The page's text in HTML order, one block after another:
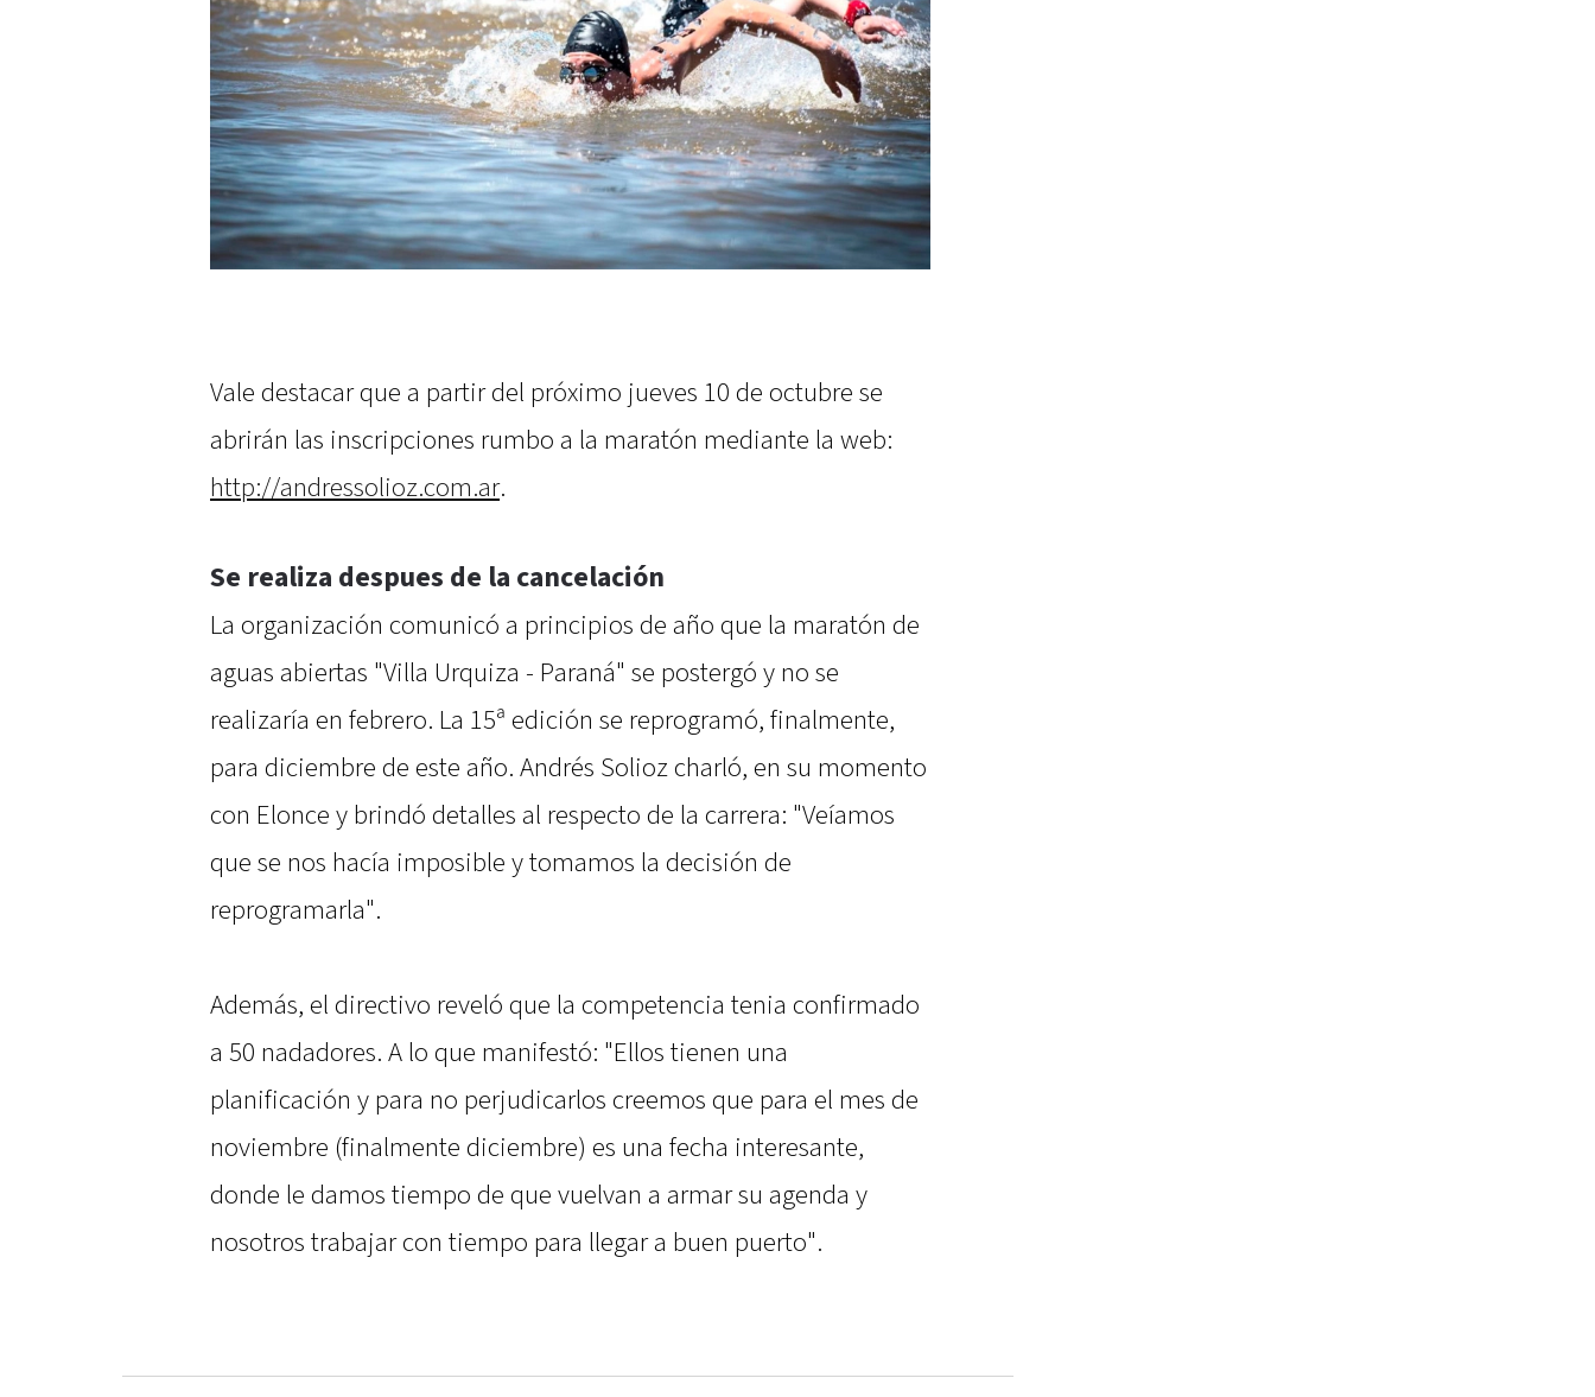
Vale destacar que a partir del próximo jueves 10 de octubre se
abrirán las inscripciones rumbo a la maratón mediante la web:
http://andressolioz.com.ar.
Se realiza despues de la cancelación
La organización comunicó a principios de año que la maratón de
aguas abiertas "Villa Urquiza - Paraná" se postergó y no se
realizaría en febrero. La 15ª edición se reprogramó, finalmente,
para diciembre de este año. Andrés Solioz charló, en su momento
con Elonce y brindó detalles al respecto de la carrera: "Veíamos
que se nos hacía imposible y tomamos la decisión de
reprogramarla".
Además, el directivo reveló que la competencia tenia confirmado
a 50 nadadores. A lo que manifestó: "Ellos tienen una
planificación y para no perjudicarlos creemos que para el mes de
noviembre (finalmente diciembre) es una fecha interesante,
donde le damos tiempo de que vuelvan a armar su agenda y
nosotros trabajar con tiempo para llegar a buen puerto".